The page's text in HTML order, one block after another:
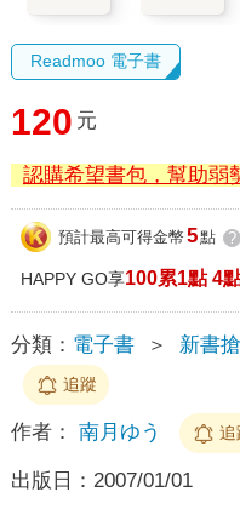
Readmoo 電子書
120 元
認購希望書包，幫助弱
預計最高可得金幣 5點 ?
HAPPY GO享100累1點 4
分類： 電子書 ＞ 新書
追蹤
作者： 南月ゆう 追
出版日： 2007/01/01